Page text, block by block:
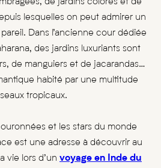
lesquelles on peut admirer un
Dans l’ancienne cour dédiée
des jardins luxuriants sont
de manguiers et de jacarandas…
habité par une multitude
tropicaux.
et les stars du monde
est une adresse à découvrir au
vie lors d’un voyage en Inde du